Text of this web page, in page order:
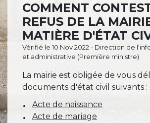
COMMENT
REFUS DE LA
MATIÈRE D'ÉTAT
Vérifié le 10 Nov 2022 - Direction de
et administrative (Première ministre)
La mairie est obligée de vous
documents d'état civil suivants :
Acte de naissance
Acte de mariage